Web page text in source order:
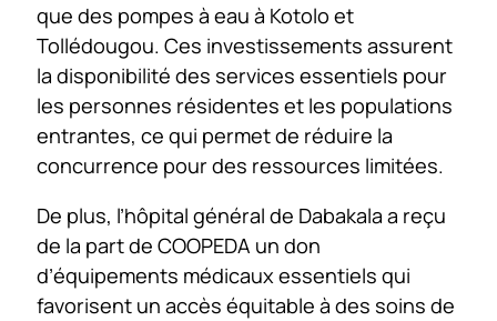
que des pompes à eau à Kotolo et
Tollédougou. Ces investissements assurent
la disponibilité des services essentiels pour
les personnes résidentes et les populations
entrantes, ce qui permet de réduire la
concurrence pour des ressources limitées.
De plus, l’hôpital général de Dabakala a reçu
de la part de COOPEDA un don
d’équipements médicaux essentiels qui
favorisent un accès équitable à des soins de